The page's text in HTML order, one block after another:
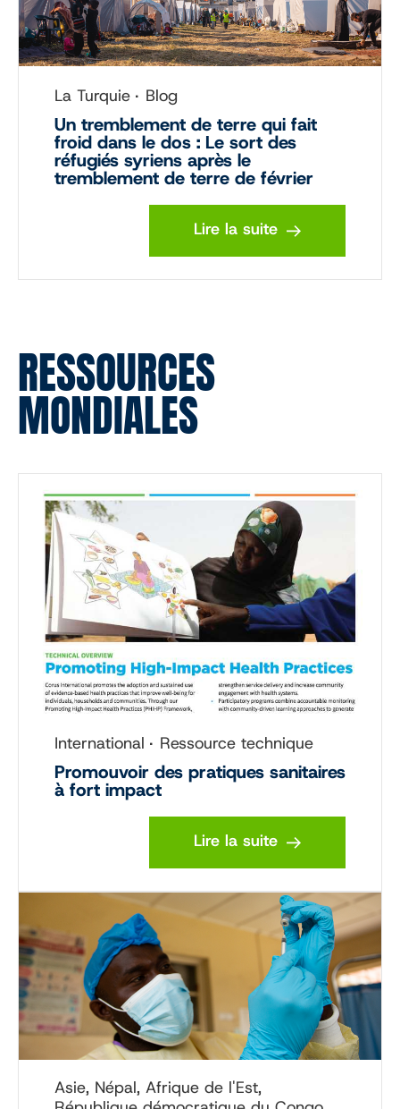
La Turquie Blog
Un tremblement de terre qui fait
froid dans le dos : Le sort des
réfugiés syriens après le
tremblement de terre de février
Lire la suite
RESSOURCES
MONDIALES
International Ressource technique
Promouvoir des pratiques sanitaires
à fort impact
Lire la suite
Asie, Népal, Afrique de l'Est,